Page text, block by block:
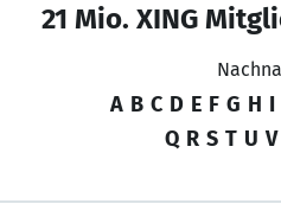
21 Mio. XING
A B C D E F G H I
Q R S T U V